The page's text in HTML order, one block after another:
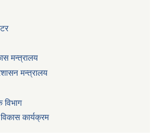
मन्त्रालय
मन्त्रालय
विभाग
कार्यक्रम